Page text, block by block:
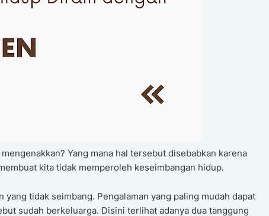
Yang mana hal tersebut disebabkan karena
kita tidak memperoleh keseimbangan hidup.
tidak seimbang. Pengalaman yang paling mudah dapat
sudah berkeluarga. Disini terlihat adanya dua tanggung